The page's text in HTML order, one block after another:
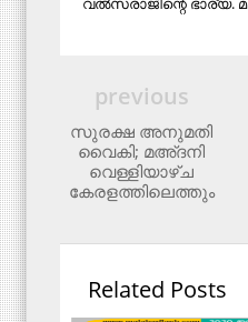
previous
സുരക്ഷ അനുമതി
വൈകി; മഅ്​ദനി
വെള്ളിയാഴ്​ച
കേരളത്തിലെത്തും
Related Posts